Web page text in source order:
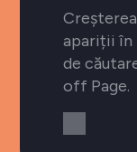
apariții în
de
off Page.